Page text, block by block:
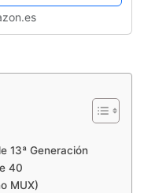
13ª Generación
40
MUX)